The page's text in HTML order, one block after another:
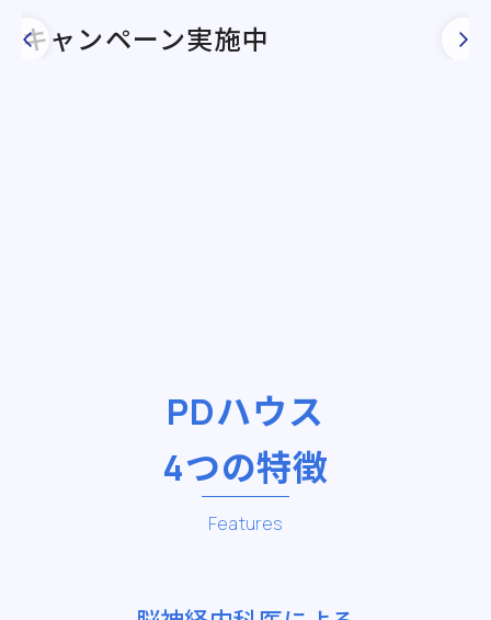
キャンペーン実施中
PDハウス
4つの特徴
Features